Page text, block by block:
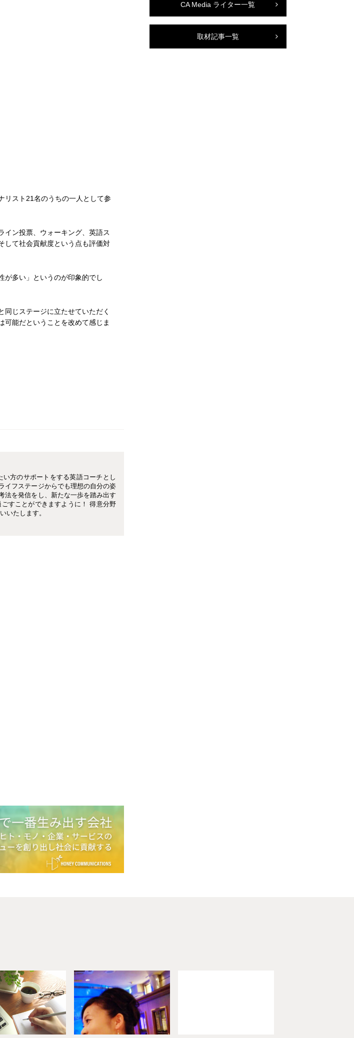
リスト21名のうちの一人として参
イン投票、ウォーキング、英語ス
して社会貢献度という点も評価対
が多い」というのが印象的でし
同じステージに立たせていただく
可能だということを改めて感じま
方のサポートをする英語コーチとし
イフステージからでも理想の自分の姿
法を発信をし、新たな一歩を踏み出す
すことができますように！ 得意分野
いたします。
CA Media ライター一覧
取材記事一覧